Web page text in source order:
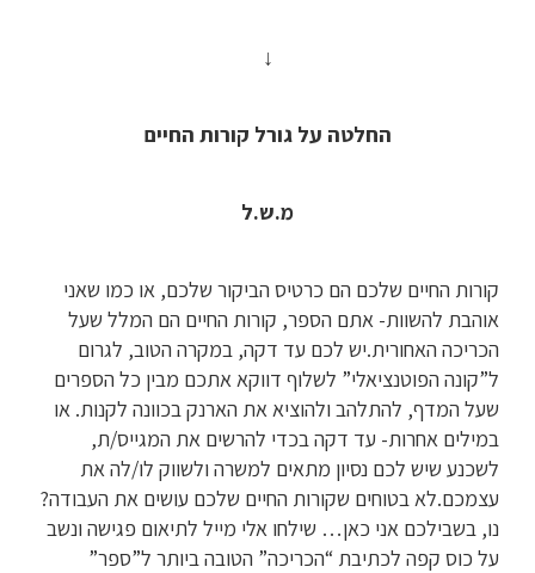
↓
החלטה על גורל קורות החיים
מ.ש.ל
קורות החיים שלכם הם כרטיס הביקור שלכם, או כמו שאני
אוהבת להשוות- אתם הספר, קורות החיים הם המלל שעל
הכריכה האחורית.יש לכם עד דקה, במקרה הטוב, לגרום
ל”קונה הפוטנציאלי” לשלוף דווקא אתכם מבין כל הספרים
שעל המדף, להתלהב ולהוציא את הארנק בכוונה לקנות. או
במילים אחרות- עד דקה בכדי להרשים את המגייס/ת,
לשכנע שיש לכם נסיון מתאים למשרה ולשווק לו/לה את
עצמכם.לא בטוחים שקורות החיים שלכם עושים את העבודה?
נו, בשבילכם אני כאן… שילחו אלי מייל לתיאום פגישה ונשב
על כוס קפה לכתיבת “הכריכה” הטובה ביותר ל”ספר”